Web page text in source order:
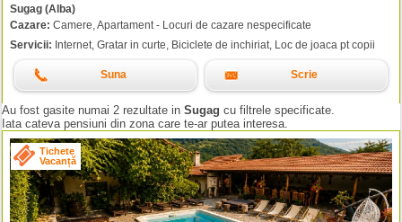
Sugag (Alba)
Cazare: Camere, Apartament - Locuri de cazare nespecificate
Servicii: Internet, Gratar in curte, Biciclete de inchiriat, Loc de joaca pt copii
Suna Scrie
Au fost gasite numai 2 rezultate in Sugag cu filtrele specificate.
Iata cateva pensiuni din zona care te-ar putea interesa.
Tichete
Vacanță